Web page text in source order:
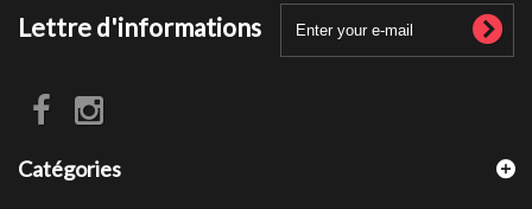
Lettre d'informations
Catégories